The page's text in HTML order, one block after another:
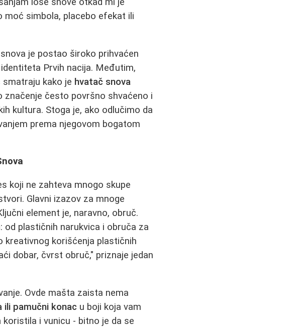
moć simbola, placebo efekat ili
je postao široko prihvaćen
Prvih nacija. Međutim,
kako je hvatač snova
značenje često površno shvaćeno i
kultura. Stoga je, ako odlučimo da
prema njegovom bogatom
koji ne zahteva mnogo skupe
Glavni izazov za mnoge
element je, naravno, obruč.
od plastičnih narukvica i obruča za
kreativnog korišćenja plastičnih
dobar, čvrst obruč," priznaje jedan
Ovde mašta zaista nema
ili pamučni konac u boji koja vam
i vunicu - bitno je da se